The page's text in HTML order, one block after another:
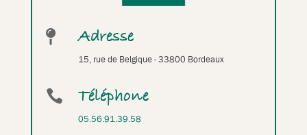
 Adresse
15, rue de Belgique - 33800 Bordeaux
 Téléphone
05.56.91.39.58